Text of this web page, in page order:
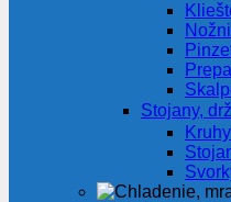
Stojany,